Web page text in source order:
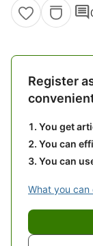
comment
Register
You get
You can
You can
What you